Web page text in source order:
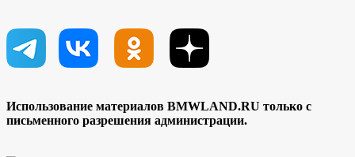
Использование материалов BMWLAND.RU только с
письменного разрешения администрации.